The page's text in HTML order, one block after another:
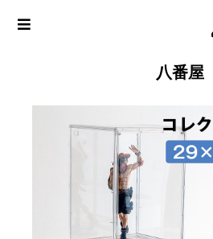
八番屋